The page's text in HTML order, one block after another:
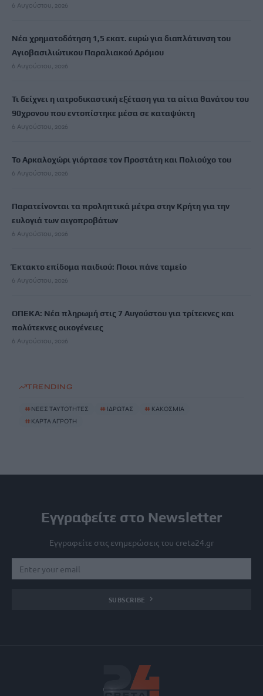
6 Αυγούστου, 2026
Νέα χρηματοδότηση 1,5 εκατ. ευρώ για διαπλάτυνση του
Αγιοβασιλιώτικου Παραλιακού Δρόμου
6 Αυγούστου, 2026
Τι δείχνει η ιατροδικαστική εξέταση για τα αίτια θανάτου του
90χρονου που εντοπίστηκε μέσα σε καταψύκτη
6 Αυγούστου, 2026
Το Αρκαλοχώρι γιόρτασε τον Προστάτη και Πολιούχο του
6 Αυγούστου, 2026
Παρατείνονται τα προληπτικά μέτρα στην Κρήτη για την
ευλογιά των αιγοπροβάτων
6 Αυγούστου, 2026
Έκτακτο επίδομα παιδιού: Ποιοι πάνε ταμείο
6 Αυγούστου, 2026
ΟΠΕΚΑ: Νέα πληρωμή στις 7 Αυγούστου για τρίτεκνες και
πολύτεκνες οικογένειες
6 Αυγούστου, 2026
TRENDING
# ΝΕΕΣ ΤΑΥΤΟΤΗΤΕΣ # ΙΔΡΩΤΑΣ # ΚΑΚΟΣΜΙΑ
# ΚΑΡΤΑ ΑΓΡΟΤΗ
Εγγραφείτε στο Newsletter
Εγγραφείτε στις ενημερώσεις του creta24.gr
SUBSCRIBE